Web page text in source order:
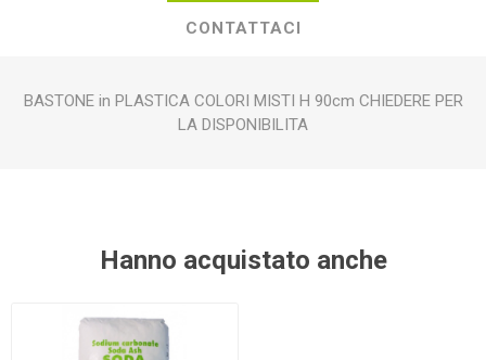
CONTATTACI
BASTONE in PLASTICA COLORI MISTI H 90cm CHIEDERE PER
LA DISPONIBILITA
Hanno acquistato anche